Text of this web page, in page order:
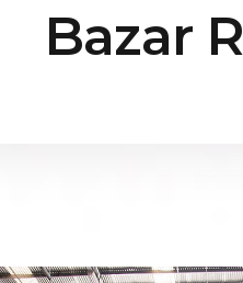
Bazar